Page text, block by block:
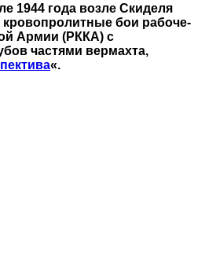
1944 года возле Скиделя
бои рабоче-
Армии (РККА) с
частями вермахта,
«.